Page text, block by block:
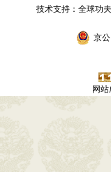
技术支持：全球
京公
网